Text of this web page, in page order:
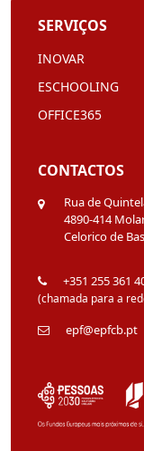
SERVIÇOS
INOVAR
ESCHOOLING
OFFICE365
CONTACTOS
Rua de
4890-414
Celorico de
+351 255 361
(chamada para a
epf@epfcb.pt